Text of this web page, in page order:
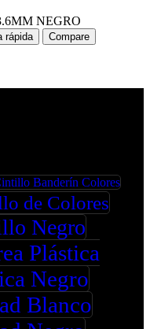
rápida Compare
Banderín Colores
de Colores
Negro
Plástica
Negro
Blanco